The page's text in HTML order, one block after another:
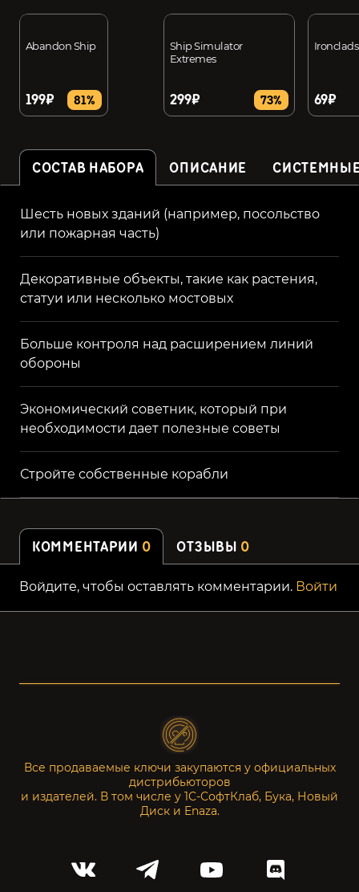
Abandon Ship
199₽ 81%
Ship Simulator
Extremes
299₽ 73% 69₽
СОСТАВ НАБОРА ОПИСАНИЕ
Шесть новых зданий (например, посольство
или пожарная часть)
Декоративные объекты, такие как растения,
статуи или несколько мостовых
Больше контроля над расширением линий
обороны
Экономический советник, который при
необходимости дает полезные советы
Стройте собственные корабли
КОММЕНТАРИИ 0 ОТЗЫВЫ 0
Войдите, чтобы оставлять комментарии. Войти
Все продаваемые ключи закупаются у официальных
дистрибьюторов
и издателей. В том числе у 1С-СофтКлаб, Бука, Новый
Диск и Enaza.